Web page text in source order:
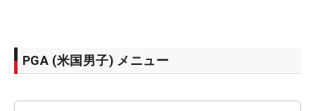
PGA (米国男子) メニュー